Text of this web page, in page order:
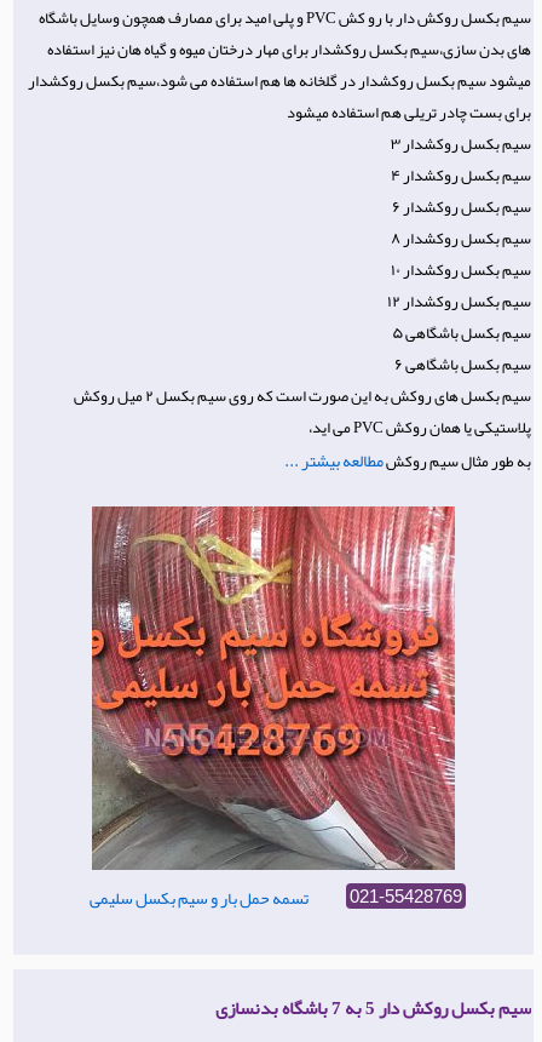
سیم بکسل روکش دار با رو کش PVC و پلی امید برای مصارف همچون وسایل باشگاه
های بدن سازی،سیم بکسل روکشدار برای مهار درختان میوه و گیاه هان نیز استفاده
میشود سیم بکسل روکشدار در گلخانه ها هم استفاده می شود،سیم بکسل روکشدار
برای بست چادر تریلی هم استفاده میشود
سیم بکسل روکشدار ۳
سیم بکسل روکشدار ۴
سیم بکسل روکشدار ۶
سیم بکسل روکشدار ۸
سیم بکسل روکشدار ۱۰
سیم بکسل روکشدار ۱۲
سیم بکسل باشگاهی ۵
سیم بکسل باشگاهی ۶
سیم بکسل های روکش به این صورت است که روی سیم بکسل ۲ میل روکش
پلاستیکی یا همان روکش PVC می اید،
به طور مثال سیم روکشمطالعه بیشتر ...
تسمه حمل بار و سیم بکسل سلیمی 021-55428769
سیم بکسل روکش دار 5 به 7 باشگاه بدنسازی